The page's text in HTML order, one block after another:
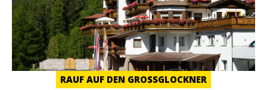
RAUF AUF DEN GROSSGLOCKNER